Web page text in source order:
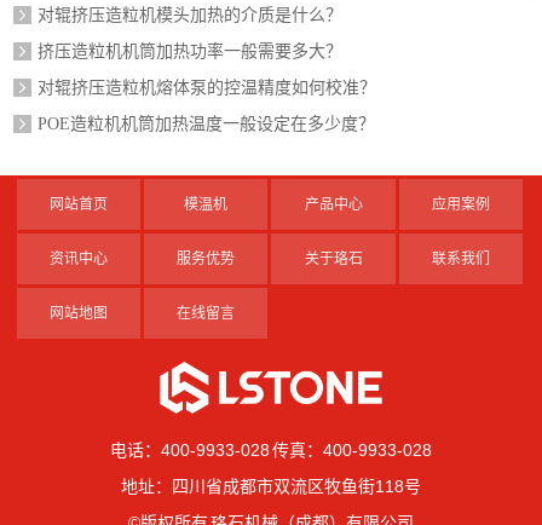
对辊挤压造粒机模头加热的介质是什么？
挤压造粒机机筒加热功率一般需要多大？
对辊挤压造粒机熔体泵的控温精度如何校准？
POE造粒机机筒加热温度一般设定在多少度？
网站首页 模温机 产品中心 应用案例
资讯中心 服务优势 关于珞石 联系我们
网站地图 在线留言
电话：400-9933-028 传真：400-9933-028
地址：四川省成都市双流区牧鱼街118号